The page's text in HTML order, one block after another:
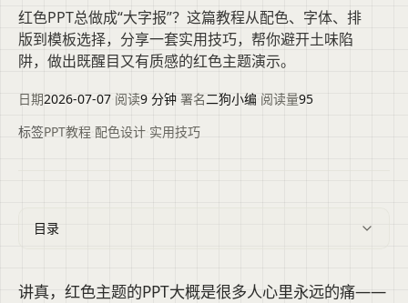
红色PPT总做成“大字报”？这篇教程从配色、字体、排
版到模板选择，分享一套实用技巧，帮你避开土味陷
阱，做出既醒目又有质感的红色主题演示。
日期2026-07-07 阅读9 分钟 署名二狗小编 阅读量95
标签PPT教程 配色设计 实用技巧
目录
讲真，红色主题的PPT大概是很多人心里永远的痛——